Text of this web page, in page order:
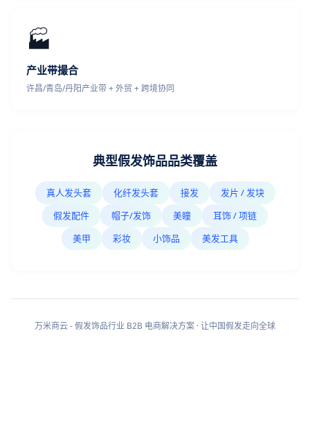
🏭
产业带撮合
许昌/青岛/丹阳产业带 + 外贸 + 跨境协同
典型假发饰品品类覆盖
真人发头套 化纤发头套 接发
发片 / 发块
假发配件
帽子/发饰 美瞳
耳饰 / 项链
美甲
彩妆 小饰品 美发工具
万米商云 - 假发饰品行业 B2B 电商解决方案 · 让中国假发走向全球